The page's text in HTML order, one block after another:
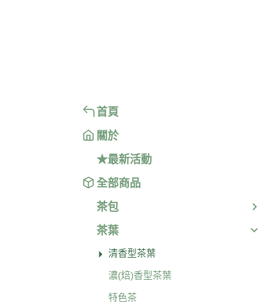
首頁
關於
★最新活動
全部商品
茶包
茶葉
清香型茶葉
濃(焙)香型茶葉
特色茶